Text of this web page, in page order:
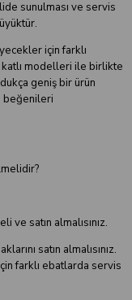
sunulması ve servis
için farklı
modelleri ile birlikte
geniş bir ürün
beğenileri
ve satın almalısınız.
satın almalısınız.
farklı ebatlarda servis